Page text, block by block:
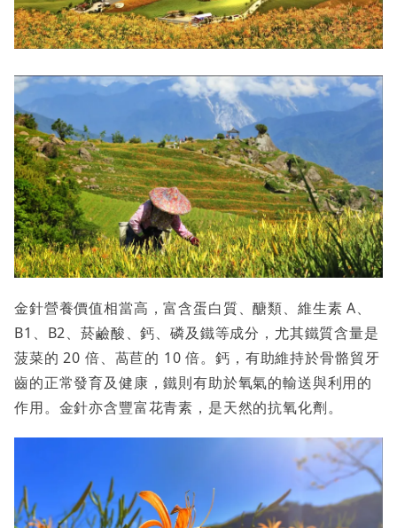
金針營養價值相當高，富含蛋白質、醣類、維生素 A、
B1、B2、菸鹼酸、鈣、磷及鐵等成分，尤其鐵質含量是
菠菜的 20 倍、萵苣的 10 倍。鈣，有助維持於骨骼貿牙
齒的正常發育及健康，鐵則有助於氧氣的輸送與利用的
作用。金針亦含豐富花青素，是天然的抗氧化劑。